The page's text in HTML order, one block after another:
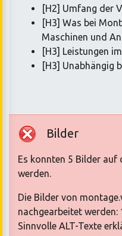
[H2] Umfang der
[H3] Was bei
Maschinen und
[H3] Leistungen
[H3] Unabhängig
Bilder
Es konnten 5 Bilder auf
werden.
Die Bilder von
nachgearbeitet werden:
Sinnvolle ALT-Texte